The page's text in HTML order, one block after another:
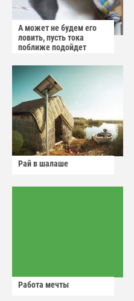
А может не будем его
ловить, пусть тока
поближе подойдет
Рай в шалаше
Работа мечты